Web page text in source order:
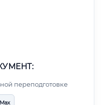
переподготовке